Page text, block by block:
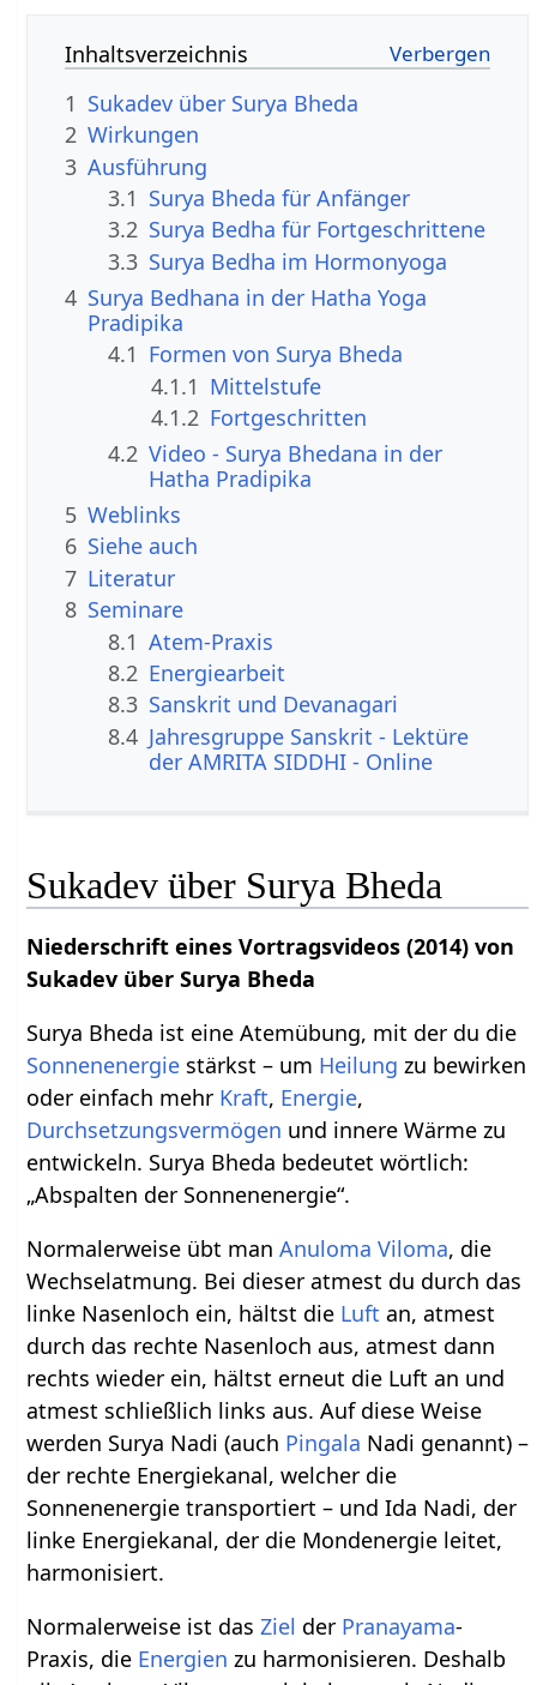
Inhaltsverzeichnis
1 Sukadev über Surya Bheda
2 Wirkungen
3 Ausführung
3.1 Surya Bheda für Anfänger
3.2 Surya Bedha für Fortgeschrittene
3.3 Surya Bedha im Hormonyoga
4 Surya Bedhana in der Hatha Yoga
Pradipika
4.1 Formen von Surya Bheda
4.1.1 Mittelstufe
4.1.2 Fortgeschritten
4.2 Video - Surya Bhedana in der
Hatha Pradipika
5 Weblinks
6 Siehe auch
7 Literatur
8 Seminare
8.1 Atem-Praxis
8.2 Energiearbeit
8.3 Sanskrit und Devanagari
8.4 Jahresgruppe Sanskrit - Lektüre
der AMRITA SIDDHI - Online
Sukadev über Surya Bheda
Niederschrift eines Vortragsvideos (2014) von
Sukadev über Surya Bheda
Surya Bheda ist eine Atemübung, mit der du die
Sonnenenergie stärkst – um Heilung zu bewirken
oder einfach mehr Kraft, Energie,
Durchsetzungsvermögen und innere Wärme zu
entwickeln. Surya Bheda bedeutet wörtlich:
„Abspalten der Sonnenenergie“.
Normalerweise übt manAnuloma Viloma, die
Wechselatmung. Bei dieser atmest du durch das
linke Nasenloch ein, hältst die Luft an, atmest
durch das rechte Nasenloch aus, atmest dann
rechts wieder ein, hältst erneut die Luft an und
atmest schließlich links aus. Auf diese Weise
werden Surya Nadi (auch Pingala Nadi genannt) –
der rechte Energiekanal, welcher die
Sonnenenergie transportiert – und Ida Nadi, der
linke Energiekanal, der die Mondenergie leitet,
harmonisiert.
Normalerweise ist dasZiel der Pranayama-
Praxis, die Energien zu harmonisieren. Deshalb